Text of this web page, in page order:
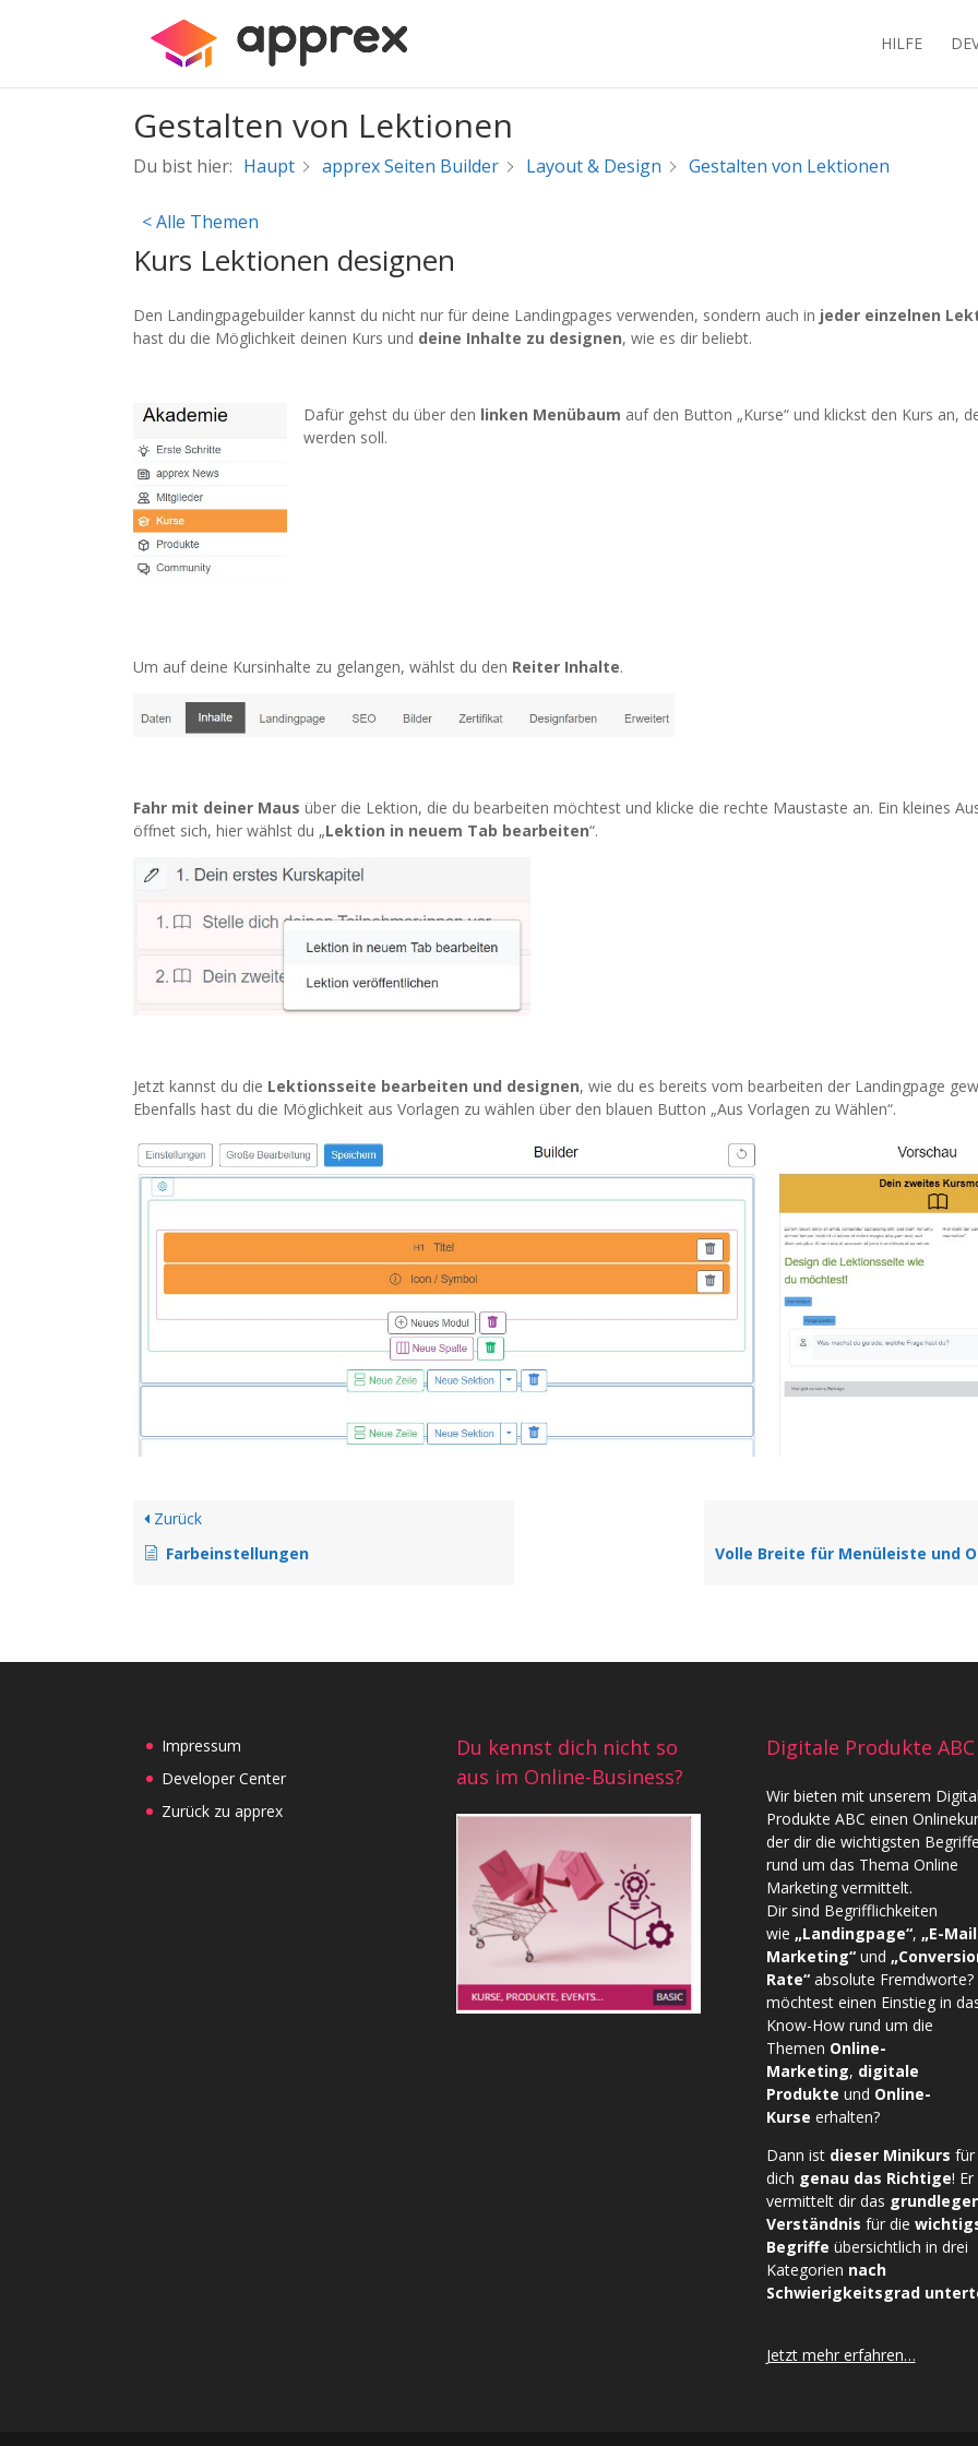
HILFE
Gestalten von Lektionen
Du bist hier: Haupt apprex Seiten Builder Layout & Design Gestalten von Lektionen
< Alle Themen
Kurs Lektionen designen
Den Landingpagebuilder kannst du nicht nur für deine Landingpages verwenden, sondern auch in jeder einzelnen
hast du die Möglichkeit deinen Kurs und deine Inhalte zu designen, wie es dir beliebt.
Dafür gehst du über den linken Menübaum auf den Button „Kurse“ und klickst den Kurs an,
werden soll.
Um auf deine Kursinhalte zu gelangen, wählst du den Reiter Inhalte.
Fahr mit deiner Maus über die Lektion, die du bearbeiten möchtest und klicke die rechte Maustaste an. Ein kleines
öffnet sich, hier wählst du „Lektion in neuem Tab bearbeiten“.
Jetzt kannst du die Lektionsseite bearbeiten und designen, wie du es bereits vom bearbeiten der Landingpage
Ebenfalls hast du die Möglichkeit aus Vorlagen zu wählen über den blauen Button „Aus Vorlagen zu Wählen“.
Zurück
Farbeinstellungen
Impressum
Developer Center
Zurück zu apprex
Du kennst dich nicht so
aus im Online-Business?
Digitale Produkte ABC
Wir bieten mit unserem
Produkte ABC einen
der dir die wichtigsten Begriffe
rund um das Thema Online
Marketing vermittelt.
Dir sind Begrifflichkeiten
wie „Landingpage“, „E-Mail
Marketing“und
Rate“absolute Fremdworte?
möchtest einen Einstieg in
Know-How rund um die
Themen Online-
Marketing, digitale
Produkte und Online-
Kurse erhalten?
Dann ist dieser Minikurs für
dich genau das Richtige! Er
vermittelt dir das
Verständnis für die
Begriffe übersichtlich in drei
Kategorien nach
Schwierigkeitsgrad
Jetzt mehr erfahren…